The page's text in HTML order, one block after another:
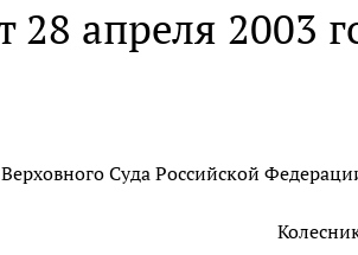
28 апреля 2003
Суда Российской